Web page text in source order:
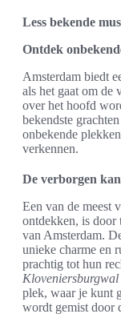
Less bekende
Ontdek
Amsterdam biedt
als het gaat om de
over het hoofd
bekendste
onbekende
verkennen.
De verborgen
Een van de meest
ontdekken, is door
van Amsterdam.
unieke charme en
prachtig tot hun
Kloveniersburgwal
plek, waar je kunt
wordt gemist door